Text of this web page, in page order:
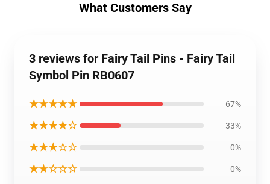
What Customers Say
3 reviews for Fairy Tail Pins - Fairy Tail
Symbol Pin RB0607
★★★★★ 67%
★★★★☆ 33%
★★★☆☆ 0%
★★☆☆☆ 0%